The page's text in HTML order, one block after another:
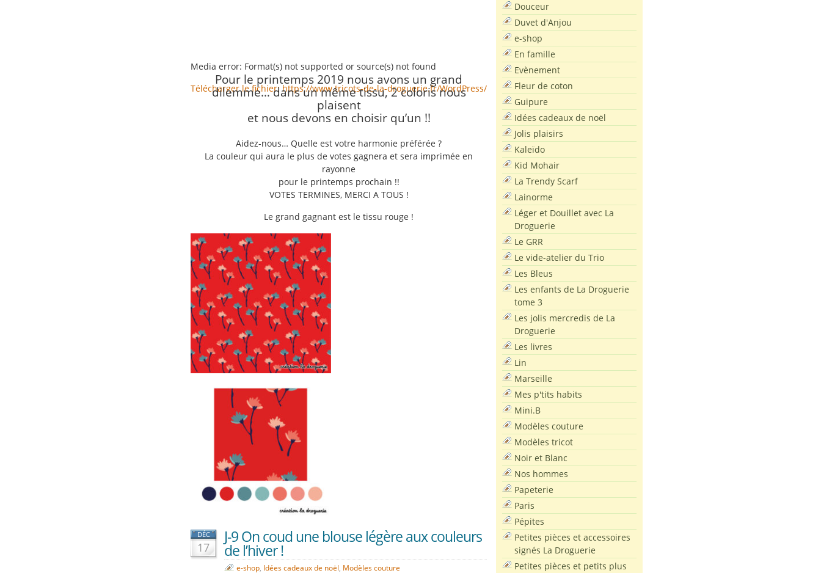
Media error: Format(s) not supported or source(s) not found
Télécharger le fichier: https://www.tricots-de-la-droguerie.fr/WordPress/wp-content/2018/11/Comment-naissent-les-tissus-%C3%A0-La-
Utilisez les flèches haut/bas pour augmenter ou diminuer le volume.
Pour le printemps 2019 nous avons un grand
dilemme… dans un même tissu,2 coloris nous
plaisent
et nous devons en choisir qu’un !!
Aidez-nous… Quelle est votre harmonie préférée ?
La couleur qui aura le plus de votes gagnera et sera imprimée en
rayonne
pour le printemps prochain !!
VOTES TERMINES, MERCI A TOUS !
Le grand gagnant est le tissu rouge !
DÉC
17
J-9 On coud une blouse légère aux couleurs
de l’hiver !
e-shop, Idées cadeaux de noël, Modèles couture
Douceur
Duvet d'Anjou
e-shop
En famille
Evènement
Fleur de coton
Guipure
Idées cadeaux de noël
Jolis plaisirs
Kaleïdo
Kid Mohair
La Trendy Scarf
Lainorme
Léger et Douillet avec La
Droguerie
Le GRR
Le vide-atelier du Trio
Les Bleus
Les enfants de La Droguerie
tome 3
Les jolis mercredis de La
Droguerie
Les livres
Lin
Marseille
Mes p'tits habits
Mini.B
Modèles couture
Modèles tricot
Noir et Blanc
Nos hommes
Papeterie
Paris
Pépites
Petites pièces et accessoires
signés La Droguerie
Petites pièces et petits plus